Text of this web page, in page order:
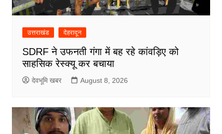
उत्तराखंड देहरादून
SDRF ने उफनती गंगा में बह रहे कांवड़िए को
साहसिक रेस्क्यू कर बचाया
देवभूमि खबर August 8, 2026